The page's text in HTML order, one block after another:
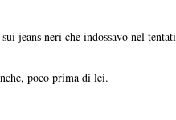
jeans neri che indossavo nel
poco prima di lei.